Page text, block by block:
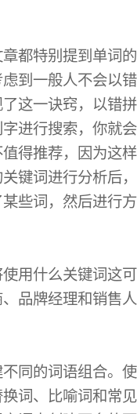
都特别提到单词
到一般人不会以
这一诀窍，以错
进行搜索，你就
得推荐，因为这
键词进行分析后
些词，然后进行
用什么关键词这
品牌经理和销售
的词语组合。使
词、比喻词和常